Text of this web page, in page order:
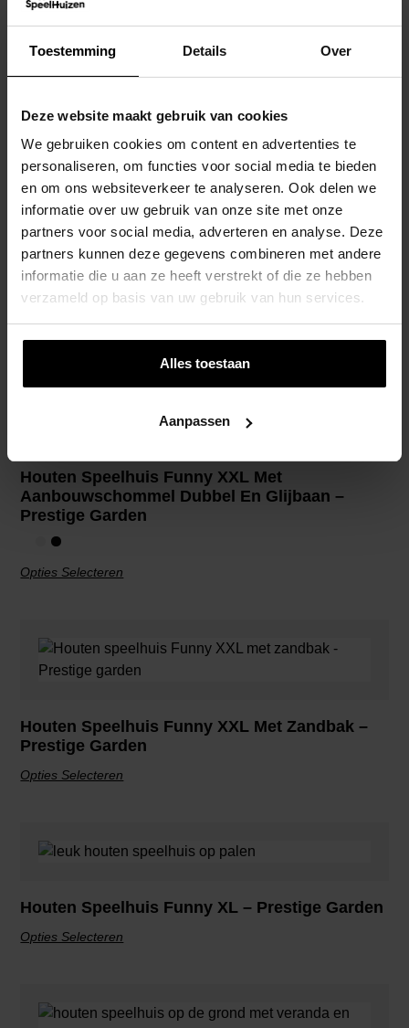
Toestemming Details Over
Deze website maakt gebruik van cookies
We gebruiken cookies om content en advertenties te
personaliseren, om functies voor social media te bieden
en om ons websiteverkeer te analyseren. Ook delen we
informatie over uw gebruik van onze site met onze
partners voor social media, adverteren en analyse. Deze
partners kunnen deze gegevens combineren met andere
informatie die u aan ze heeft verstrekt of die ze hebben
verzameld op basis van uw gebruik van hun services.
Alles toestaan
Aanpassen
Zekerheid met Kopersbescherming
Veilig winkelen.
Dit vind je misschien ook
interessant
Houten Speelhuis Funny XXL Met
Aanbouwschommel Dubbel En Glijbaan –
Prestige Garden
Opties Selecteren
Houten Speelhuis Funny XXL Met Zandbak –
Prestige Garden
Opties Selecteren
Houten Speelhuis Funny XL – Prestige Garden
Opties Selecteren